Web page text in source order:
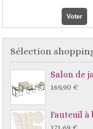
Sélection
Salon de
169,90 €
Fauteuil à